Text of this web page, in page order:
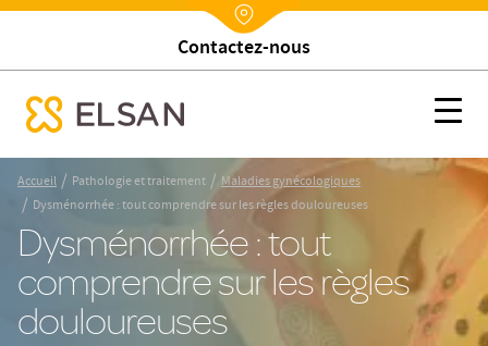
Nx:Aller
contenu
principal
Nx:Annuaire
Trouver un établissement
Dysménorrhée : tout comprendre sur les règles douloureuses
menu mobile
Accueil / Pathologie et traitement / Maladies gynécologiques
/ Dysménorrhée : tout comprendre sur les règles douloureuses
Dysménorrhée : tout
comprendre sur les règles
douloureuses